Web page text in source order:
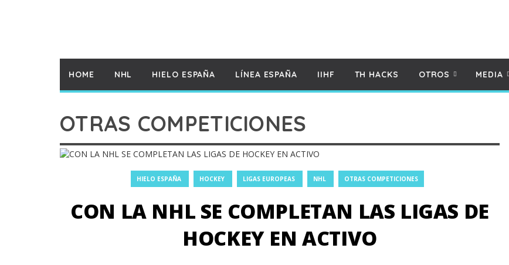
HOME NHL HIELO ESPAÑA LÍNEA ESPAÑA IIHF TH HACKS OTROS MEDIA
OTRAS COMPETICIONES
HIELO ESPAÑA HOCKEY LIGAS EUROPEAS NHL OTRAS COMPETICIONES
CON LA NHL SE COMPLETAN LAS LIGAS DE
HOCKEY EN ACTIVO